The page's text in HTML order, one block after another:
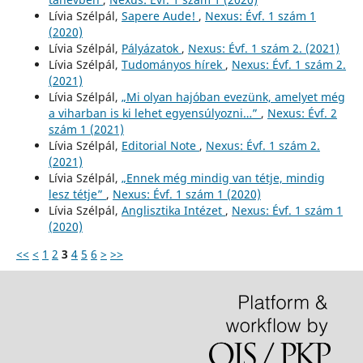
Lívia Szélpál, Sapere Aude! , Nexus: Évf. 1 szám 1
(2020)
Lívia Szélpál, Pályázatok , Nexus: Évf. 1 szám 2. (2021)
Lívia Szélpál, Tudományos hírek , Nexus: Évf. 1 szám 2.
(2021)
Lívia Szélpál, „Mi olyan hajóban evezünk, amelyet még
a viharban is ki lehet egyensúlyozni…” , Nexus: Évf. 2
szám 1 (2021)
Lívia Szélpál, Editorial Note , Nexus: Évf. 1 szám 2.
(2021)
Lívia Szélpál, „Ennek még mindig van tétje, mindig
lesz tétje” , Nexus: Évf. 1 szám 1 (2020)
Lívia Szélpál, Anglisztika Intézet , Nexus: Évf. 1 szám 1
(2020)
<< < 1 2 3 4 5 6 > >>